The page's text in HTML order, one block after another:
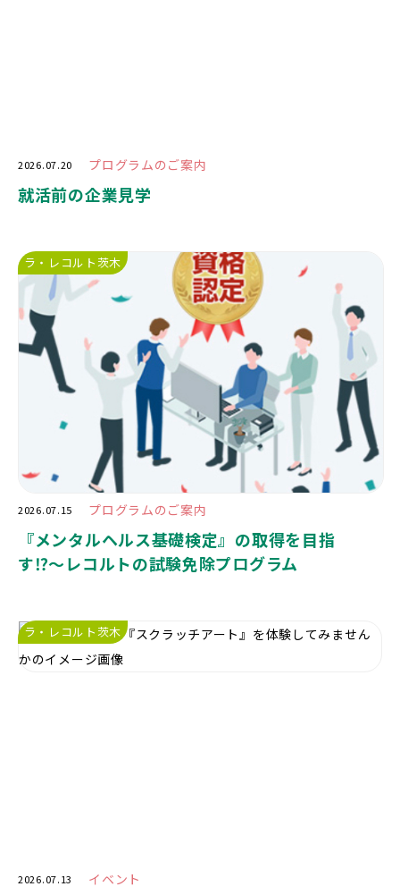
2026.07.20 プログラムのご案内
就活前の企業見学
ラ・レコルト茨木
2026.07.15 プログラムのご案内
『メンタルヘルス基礎検定』の取得を目指
す⁉️〜レコルトの試験免除プログラム
ラ・レコルト茨木
2026.07.13 イベント